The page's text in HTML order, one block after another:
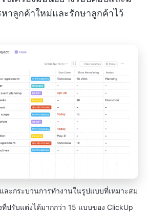
าลูกค้าใหม่และรักษาลูกค้าไว้
ละกระบวนการทำงานในรูปแบบที่เหมาะสม
ปรับแต่งได้มากกว่า 15 แบบของ ClickUp